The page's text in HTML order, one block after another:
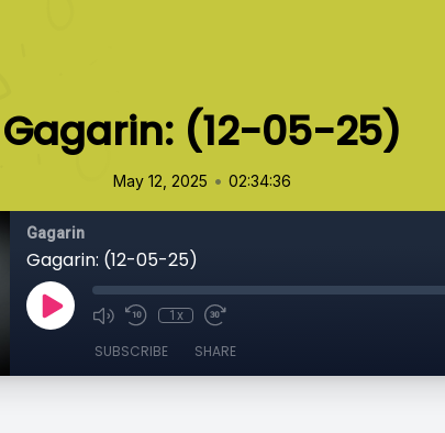
Gagarin: (12-05-25)
May 12, 2025 • 02:34:36
Gagarin
Gagarin: (12-05-25)
1x
SUBSCRIBE SHARE